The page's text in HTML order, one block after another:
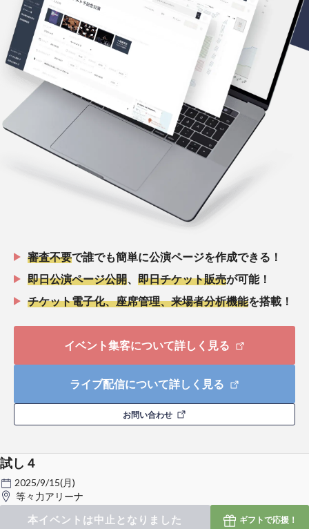
審査不要で誰でも簡単に公演ページを作成できる！
即日公演ページ公開
即日チケット販売が可能！
チケット電子化、座席管理、来場者分析機能を搭載！
イベント集客について詳しく見る
ライブ配信について詳しく見る
お問い合わせ
試し４
2025/9/15(月)
等々力アリーナ
本イベントは中止となりました ギフトで応援！